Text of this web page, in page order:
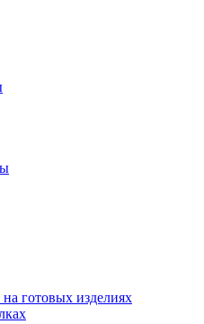
готовых изделиях